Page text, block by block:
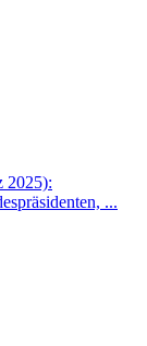
2025):
...